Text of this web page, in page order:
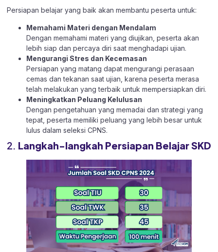
Persiapan belajar yang baik akan membantu peserta untuk:
Memahami Materi dengan Mendalam
Dengan memahami materi yang diujikan, peserta akan
lebih siap dan percaya diri saat menghadapi ujian.
Mengurangi Stres dan Kecemasan
Persiapan yang matang dapat mengurangi perasaan
cemas dan tekanan saat ujian, karena peserta merasa
telah melakukan yang terbaik untuk mempersiapkan diri.
Meningkatkan Peluang Kelulusan
Dengan pengetahuan yang memadai dan strategi yang
tepat, peserta memiliki peluang yang lebih besar untuk
lulus dalam seleksi CPNS.
2. Langkah-langkah Persiapan Belajar SKD